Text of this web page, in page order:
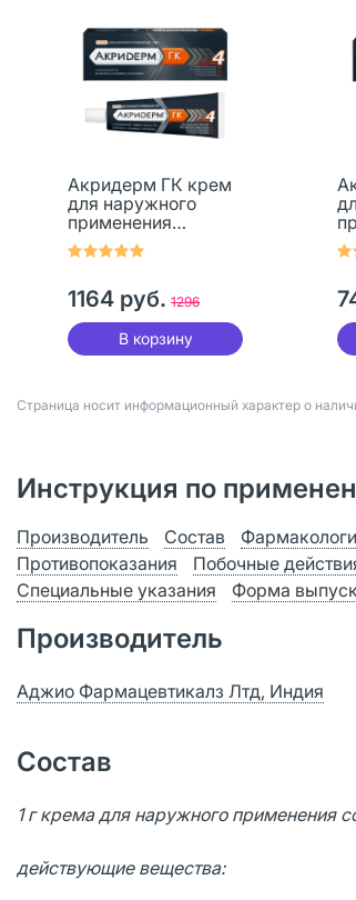
Акридерм ГК крем
для наружного
применения
0,05%+0,1%+1% 30 г
1 шт
1164 руб. 1296
В корзину
1
Страница носит информационный характер о
Инструкция по
Производитель Состав
Противопоказания
Побочные
Специальные указания
Форма
Производитель
Аджио Фармацевтикалз Лтд, Индия
Состав
1 г крема для наружного применения
действующие вещества: